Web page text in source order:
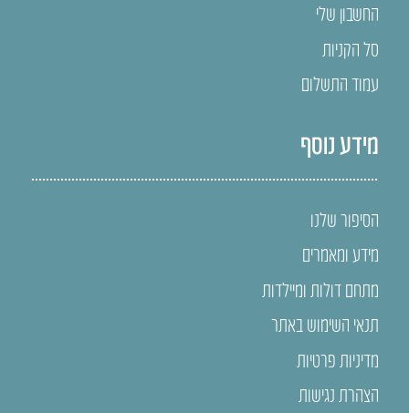
החשבון שלי
סל הקניות
עמוד התשלום
מידע נוסף
הסיפור שלנו
מידע ומאמרים
מתחם דולות ומיילדות
תנאי השימוש באתר
מדיניות פרטיות
הצהרת נגישות